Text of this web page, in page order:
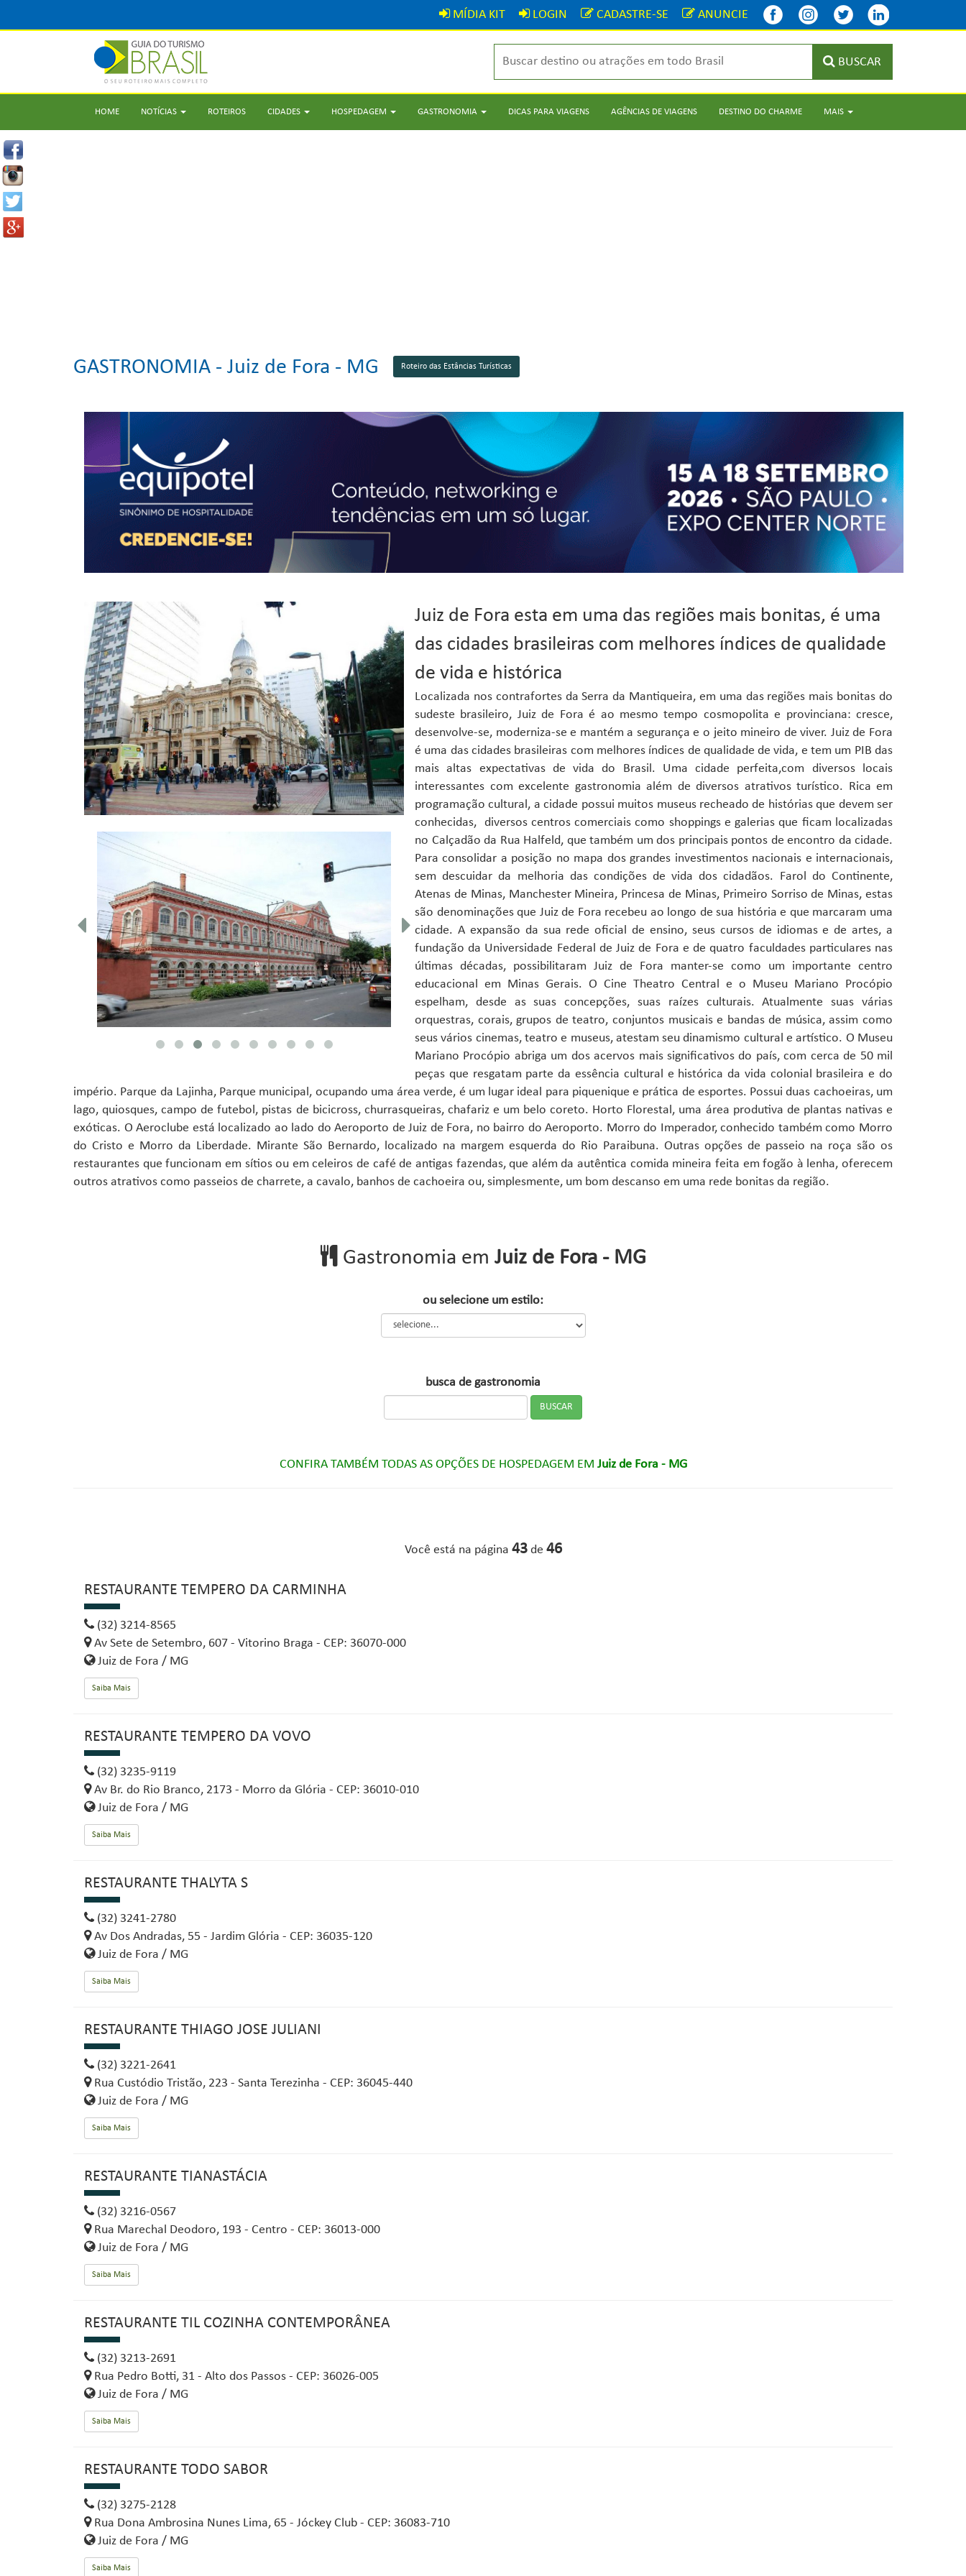
MÍDIA KIT LOGIN CADASTRE-SE ANUNCIE
BUSCAR
HOME NOTÍCIAS ROTEIROS CIDADES HOSPEDAGEM GASTRONOMIA DICAS PARA VIAGENS AGÊNCIAS DE VIAGENS DESTINO DO CHARME MAIS
GASTRONOMIA - Juiz de Fora - MG Roteiro das Estâncias Turísticas
Juiz de Fora esta em uma das regiões mais bonitas, é uma
das cidades brasileiras com melhores índices de qualidade
de vida e histórica
Localizada nos contrafortes da Serra da Mantiqueira, em uma das regiões mais bonitas do
sudeste brasileiro, Juiz de Fora é ao mesmo tempo cosmopolita e provinciana: cresce,
desenvolve-se, moderniza-se e mantém a segurança e o jeito mineiro de viver. Juiz de Fora
é uma das cidades brasileiras com melhores índices de qualidade de vida, e tem um PIB das
mais altas expectativas de vida do Brasil. Uma cidade perfeita,com diversos locais
interessantes com excelente gastronomia além de diversos atrativos turístico. Rica em
programação cultural, a cidade possui muitos museus recheado de histórias que devem ser
conhecidas, diversos centros comerciais como shoppings e galerias que ficam localizadas
no Calçadão da Rua Halfeld, que também um dos principais pontos de encontro da cidade.
Para consolidar a posição no mapa dos grandes investimentos nacionais e internacionais,
sem descuidar da melhoria das condições de vida dos cidadãos. Farol do Continente,
Atenas de Minas, Manchester Mineira, Princesa de Minas, Primeiro Sorriso de Minas, estas
são denominações que Juiz de Fora recebeu ao longo de sua história e que marcaram uma
cidade. A expansão da sua rede oficial de ensino, seus cursos de idiomas e de artes, a
fundação da Universidade Federal de Juiz de Fora e de quatro faculdades particulares nas
últimas décadas, possibilitaram Juiz de Fora manter-se como um importante centro
educacional em Minas Gerais. O Cine Theatro Central e o Museu Mariano Procópio
espelham, desde as suas concepções, suas raízes culturais. Atualmente suas várias
orquestras, corais, grupos de teatro, conjuntos musicais e bandas de música, assim como
seus vários cinemas, teatro e museus, atestam seu dinamismo cultural e artístico. O Museu
Mariano Procópio abriga um dos acervos mais significativos do país, com cerca de 50 mil
peças que resgatam parte da essência cultural e histórica da vida colonial brasileira e do
império. Parque da Lajinha, Parque municipal, ocupando uma área verde, é um lugar ideal para piquenique e prática de esportes. Possui duas cachoeiras, um
lago, quiosques, campo de futebol, pistas de bicicross, churrasqueiras, chafariz e um belo coreto. Horto Florestal, uma área produtiva de plantas nativas e
exóticas. O Aeroclube está localizado ao lado do Aeroporto de Juiz de Fora, no bairro do Aeroporto. Morro do Imperador, conhecido também como Morro
do Cristo e Morro da Liberdade. Mirante São Bernardo, localizado na margem esquerda do Rio Paraibuna. Outras opções de passeio na roça são os
restaurantes que funcionam em sítios ou em celeiros de café de antigas fazendas, que além da autêntica comida mineira feita em fogão à lenha, oferecem
outros atrativos como passeios de charrete, a cavalo, banhos de cachoeira ou, simplesmente, um bom descanso em uma rede bonitas da região.
Gastronomia em Juiz de Fora - MG
ou selecione um estilo:
busca de gastronomia
CONFIRA TAMBÉM TODAS AS OPÇÕES DE HOSPEDAGEM EM Juiz de Fora - MG
Você está na página 43de 46
RESTAURANTE TEMPERO DA CARMINHA
(32) 3214-8565
Av Sete de Setembro, 607 - Vitorino Braga - CEP: 36070-000
Juiz de Fora / MG
Saiba Mais
RESTAURANTE TEMPERO DA VOVO
(32) 3235-9119
Av Br. do Rio Branco, 2173 - Morro da Glória - CEP: 36010-010
Juiz de Fora / MG
Saiba Mais
RESTAURANTE THALYTA S
(32) 3241-2780
Av Dos Andradas, 55 - Jardim Glória - CEP: 36035-120
Juiz de Fora / MG
Saiba Mais
RESTAURANTE THIAGO JOSE JULIANI
(32) 3221-2641
Rua Custódio Tristão, 223 - Santa Terezinha - CEP: 36045-440
Juiz de Fora / MG
Saiba Mais
RESTAURANTE TIANASTÁCIA
(32) 3216-0567
Rua Marechal Deodoro, 193 - Centro - CEP: 36013-000
Juiz de Fora / MG
Saiba Mais
RESTAURANTE TIL COZINHA CONTEMPORÂNEA
(32) 3213-2691
Rua Pedro Botti, 31 - Alto dos Passos - CEP: 36026-005
Juiz de Fora / MG
Saiba Mais
RESTAURANTE TODO SABOR
(32) 3275-2128
Rua Dona Ambrosina Nunes Lima, 65 - Jóckey Club - CEP: 36083-710
Juiz de Fora / MG
Saiba Mais